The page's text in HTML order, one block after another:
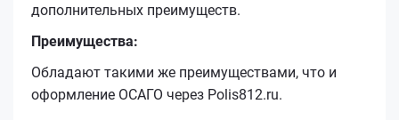
дополнительных преимуществ.
Преимущества:
Обладают такими же преимуществами, что и
оформление ОСАГО через Polis812.ru.